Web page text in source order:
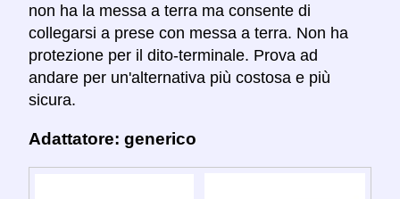
non ha la messa a terra ma consente di
collegarsi a prese con messa a terra. Non ha
protezione per il dito-terminale. Prova ad
andare per un'alternativa più costosa e più
sicura.
Adattatore: generico